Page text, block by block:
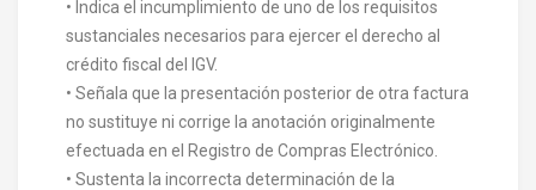
• Indica el incumplimiento de uno de los requisitos
sustanciales necesarios para ejercer el derecho al
crédito fiscal del IGV.
• Señala que la presentación posterior de otra factura
no sustituye ni corrige la anotación originalmente
efectuada en el Registro de Compras Electrónico.
• Sustenta la incorrecta determinación de la